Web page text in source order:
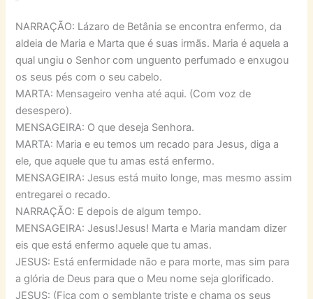
NARRAÇÃO: Lázaro de Betânia se encontra enfermo, da
aldeia de Maria e Marta que é suas irmãs. Maria é aquela a
qual ungiu o Senhor com unguento perfumado e enxugou
os seus pés com o seu cabelo.
MARTA: Mensageiro venha até aqui. (Com voz de
desespero).
MENSAGEIRA: O que deseja Senhora.
MARTA: Maria e eu temos um recado para Jesus, diga a
ele, que aquele que tu amas está enfermo.
MENSAGEIRA: Jesus está muito longe, mas mesmo assim
entregarei o recado.
NARRAÇÃO: E depois de algum tempo.
MENSAGEIRA: Jesus!Jesus! Marta e Maria mandam dizer
eis que está enfermo aquele que tu amas.
JESUS: Está enfermidade não e para morte, mas sim para
a glória de Deus para que o Meu nome seja glorificado.
JESUS: (Fica com o semblante triste e chama os seus